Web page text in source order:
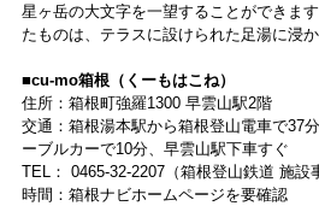
星ヶ岳の大文字を一望することができま
たものは、テラスに設けられた足湯に浸
■cu-mo箱根（くーもはこね）
住所：箱根町強羅1300 早雲山駅2階
交通：箱根湯本駅から箱根登山電車で37
ーブルカーで10分、早雲山駅下車すぐ
TEL： 0465-32-2207（箱根登山鉄道 施設
時間：箱根ナビホームページを要確認